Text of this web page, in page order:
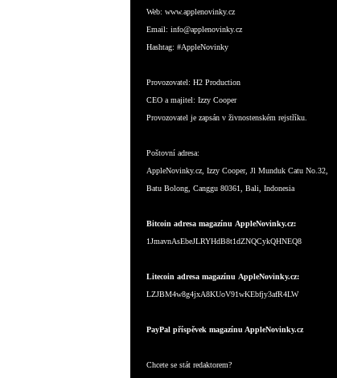
Web: www.applenovinky.cz
Email: info@applenovinky.cz
Hashtag: #AppleNovinky
Provozovatel: H2 Production
CEO a majitel: Izzy Cooper
Provozovatel je zapsán v živnostenském rejstříku.
Poštovní adresa:
AppleNovinky.cz, Izzy Cooper, Jl Munduk Catu No.32,
Batu Bolong, Canggu 80361, Bali, Indonesia
Bitcoin adresa magazínu AppleNovinky.cz:
1JmavnAsEbeJLRYHdB8t1dZNQCykQHNEQ8
Litecoin adresa magazínu AppleNovinky.cz:
LZJBM4w8g4jxA8KUoV91wKEbfjy3afR4LW
PayPal příspěvek magazínu AppleNovinky.cz
Chcete se stát redaktorem?